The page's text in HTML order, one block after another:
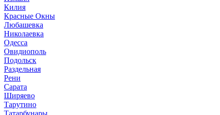
Килия
Красные Окны
Любашевка
Николаевка
Одесса
Овидиополь
Подольск
Раздельная
Рени
Сарата
Ширяево
Тарутино
Татарбунары